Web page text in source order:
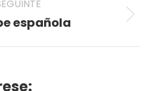
Seguinte
española